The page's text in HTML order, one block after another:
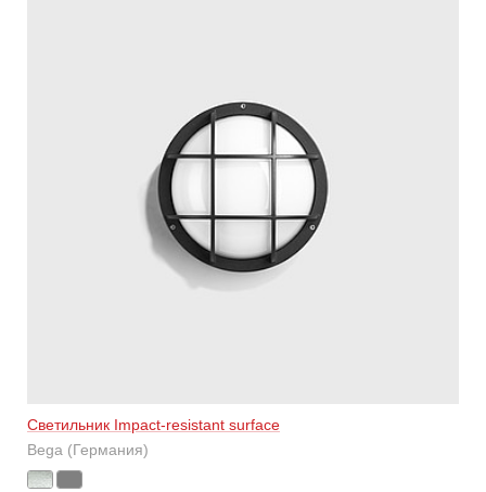
Светильник Impact-resistant surface
Bega (Германия)